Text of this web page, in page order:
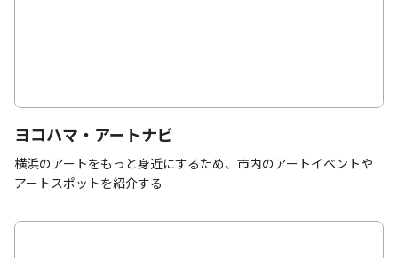
ヨコハマ・アートナビ
横浜のアートをもっと身近にするため、市内のアートイベントや
アートスポットを紹介する